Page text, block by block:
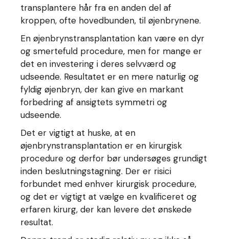
transplantere hår fra en anden del af
kroppen, ofte hovedbunden, til øjenbrynene.
En øjenbrynstransplantation kan være en dyr
og smertefuld procedure, men for mange er
det en investering i deres selvværd og
udseende. Resultatet er en mere naturlig og
fyldig øjenbryn, der kan give en markant
forbedring af ansigtets symmetri og
udseende.
Det er vigtigt at huske, at en
øjenbrynstransplantation er en kirurgisk
procedure og derfor bør undersøges grundigt
inden beslutningstagning. Der er risici
forbundet med enhver kirurgisk procedure,
og det er vigtigt at vælge en kvalificeret og
erfaren kirurg, der kan levere det ønskede
resultat.